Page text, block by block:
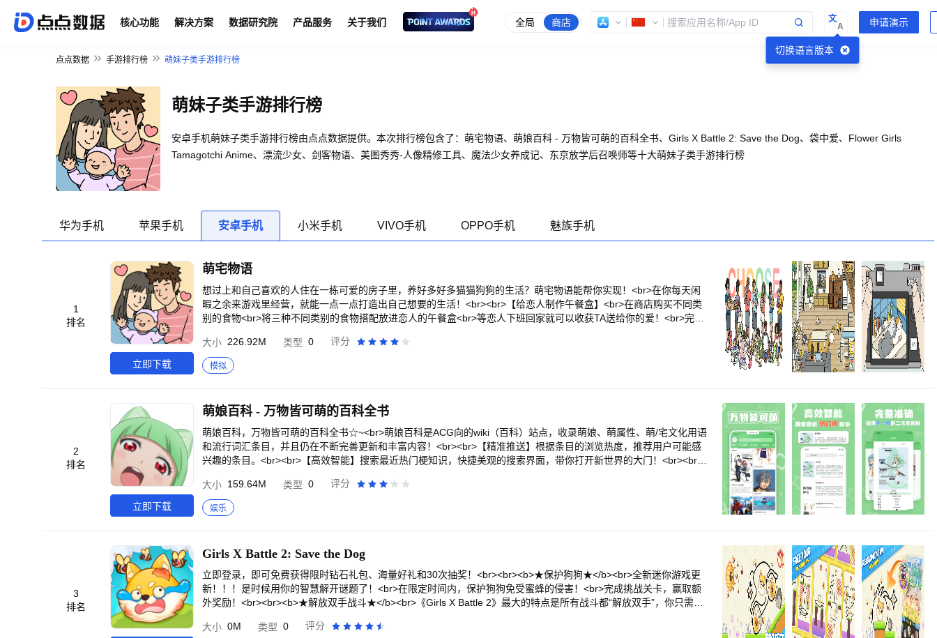
核心功能 解决方案 数据研究院 产品服务 关于我们 全局 商店
切换语言版本
文
A
点点数据 手游排行榜 萌妹子类手游排行榜
萌妹子类手游排行榜
安卓手机萌妹子类手游排行榜由点点数据提供。本次排行榜包含了：萌宅物语、萌娘百科 - 万物皆可萌的百科全书、Girls X Battle 2: Save the Dog、袋中爱、Flower Girls
Tamagotchi Anime、漂流少女、剑客物语、美图秀秀-人像精修工具、魔法少女养成记、东京放学后召唤师等十大萌妹子类手游排行榜
华为手机 苹果手机 安卓手机 小米手机 VIVO手机 OPPO手机 魅族手机
1
排名
立即下载
萌宅物语
想过上和自己喜欢的人住在一栋可爱的房子里，养好多好多猫猫狗狗的生活？萌宅物语能帮你实现！<br>在你每天闲
暇之余来游戏里经营，就能一点一点打造出自己想要的生活！<br><br>【给恋人制作午餐盒】<br>在商店购买不同类
别的食物<br>将三种不同类别的食物搭配放进恋人的午餐盒<br>等恋人下班回家就可以收获TA送给你的爱！<br>完美
摸他们，帮他们剪指甲，帮他们洗澡。<br>顺利通过游戏，猫咪们就会送给你爱心！<br><br>【布置可爱的家】<br>
使用爱心购买你喜爱的家具、装饰还有猫咪<br>将家具按照自己的喜爱布置在房间和花园内<br>猫咪们会在你的家中
玩耍，花园里的不同物品会吸引来不同的小动物<br><br>【小客人们的爱】<br>当你拥有花园后，花园中的不同物品
【不可错过的瞬间】<br>在你有了猫咪以及遇见了不同小动物后<br>就有机会抓拍到他们无比可爱的瞬间<br>赶紧用
相机拍下这些美好的瞬间！<br><br>利用丰富的家具和装饰打造属于两个人的美妙世界<br>还有许许多多可爱的小家
伙们的陪伴<br>在你空虚寂寞的时候给你带来一点快乐和温暖！
大小 226.92M 类型 0 评分
模拟
2
排名
立即下载
萌娘百科 - 万物皆可萌的百科全书
萌娘百科，万物皆可萌的百科全书☆~<br>萌娘百科是ACG向的wiki（百科）站点，收录萌娘、萌属性、萌/宅文化用语
和流行词汇条目，并且仍在不断完善更新和丰富内容！<br><br>【精准推送】根据条目的浏览热度，推荐用户可能感
兴趣的条目。<br><br>【高效智能】搜索最近热门梗知识，快捷美观的搜索界面，带你打开新世界的大门！<br><br>
内容~<br><br>【轻松愉快略带恶搞】传播自由的“萌百”文化~任何人都可以不墨守成规地编辑条目，为他人展现自己
有趣的吐槽~<br><br>【中立客观】所有条目都尽量保持中立客观，为大家从客观角度记录各种ACG大事件，描述历
史。<br><br>【应用反馈】<br>-邮箱地址：heika@aojiaogame.com<br><br>/* 应用内条目若有问题请去主站zh.mo
大小 159.64M 类型 0 评分
娱乐
3
排名
Girls X Battle 2: Save the Dog
立即登录，即可免费获得限时钻石礼包、海量好礼和30次抽奖！<br><br><b>★保护狗狗★</b><br>全新迷你游戏更
新！！！是时候用你的智慧解开谜题了！<br>在限定时间内，保护狗狗免受蜜蜂的侵害！<br>完成挑战关卡，赢取额
外奖励！<br><br><b>★解放双手战斗★</b><br>《Girls X Battle 2》最大的特点是所有战斗都“解放双手”，你只需部
可爱的女孩任你指挥★</b><br>超过数百位日系动漫风格的战斗女孩角色，所有她们都将听命于你。每个战斗女孩都
大小 0M 类型 0 评分